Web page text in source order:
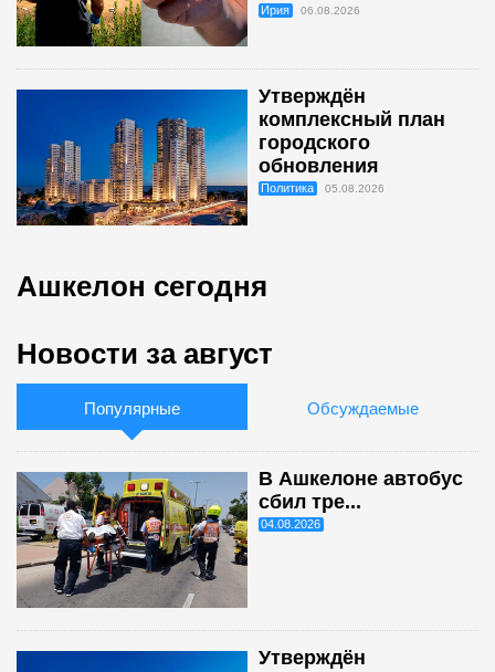
Ирия 06.08.2026
Утверждён
комплексный план
городского
обновления
Политика 05.08.2026
Ашкелон сегодня
Новости за август
Популярные Обсуждаемые
В Ашкелоне автобус
сбил тре...
04.08.2026
Утверждён